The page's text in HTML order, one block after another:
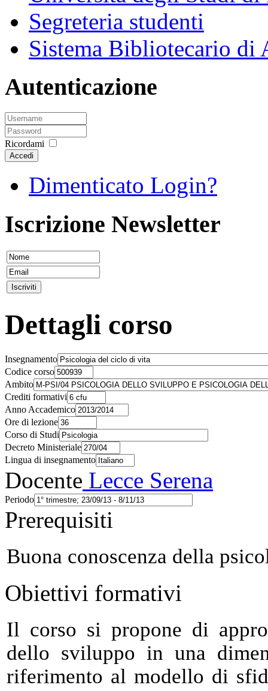
Segreteria studenti
Sistema Bibliotecario di
Autenticazione
Ricordami
Accedi
Dimenticato Login?
Iscrizione Newsletter
Dettagli corso
Insegnamento
Codice corso
Ambito
Crediti formativi
Anno Accademico
Ore di lezione
Corso di Studi
Decreto Ministeriale
Lingua di insegnamento
Docente Lecce Serena
Periodo
Prerequisiti
Buona conoscenza della
Obiettivi formativi
Il corso si propone di
dello sviluppo in una
riferimento al modello di